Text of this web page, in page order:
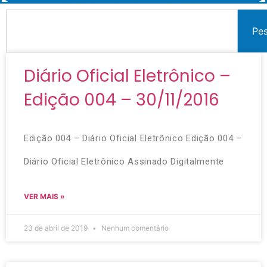
Diário Oficial Eletrônico –
Edição 004 – 30/11/2016
Edição 004 – Diário Oficial Eletrônico Edição 004 –
Diário Oficial Eletrônico Assinado Digitalmente
VER MAIS »
23 de abril de 2019 Nenhum comentário